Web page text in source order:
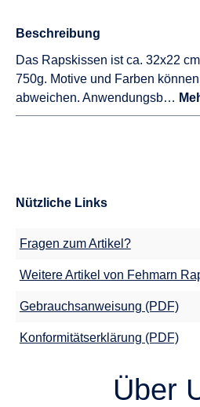
Beschreibung
Das Rapskissen ist ca. 32x22
750g. Motive und Farben
abweichen. Anwendungsb…
Nützliche Links
Fragen zum Artikel?
Weitere Artikel von Fehmarn
Gebrauchsanweisung (PDF)
Konformitätserklärung (PDF)
Über